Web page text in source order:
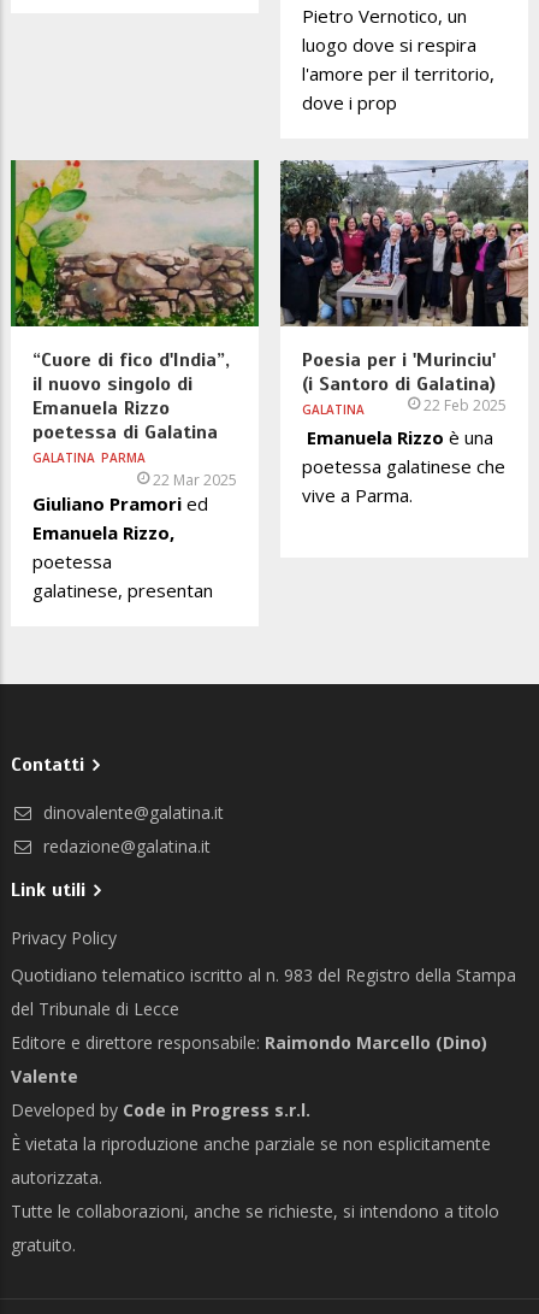
Pietro Vernotico, un
luogo dove si respira
l'amore per il territorio,
dove i prop
“Cuore di fico d'India”,
il nuovo singolo di
Emanuela Rizzo
poetessa di Galatina
GALATINA PARMA
22 Mar 2025
Giuliano Pramori ed
Emanuela Rizzo,
poetessa
galatinese, presentan
Poesia per i 'Murinciu'
(i Santoro di Galatina)
GALATINA 22 Feb 2025
Emanuela Rizzo è una
poetessa galatinese che
vive a Parma.
Contatti
dinovalente@galatina.it
redazione@galatina.it
Link utili
Privacy Policy
Quotidiano telematico iscritto al n. 983 del Registro della Stampa
del Tribunale di Lecce
Editore e direttore responsabile: Raimondo Marcello (Dino)
Valente
Developed by Code in Progress s.r.l.
È vietata la riproduzione anche parziale se non esplicitamente
autorizzata.
Tutte le collaborazioni, anche se richieste, si intendono a titolo
gratuito.